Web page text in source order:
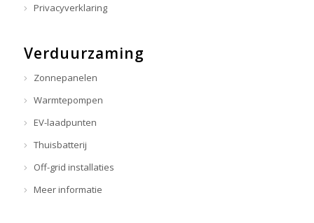
Privacyverklaring
Verduurzaming
Zonnepanelen
Warmtepompen
EV-laadpunten
Thuisbatterij
Off-grid installaties
Meer informatie